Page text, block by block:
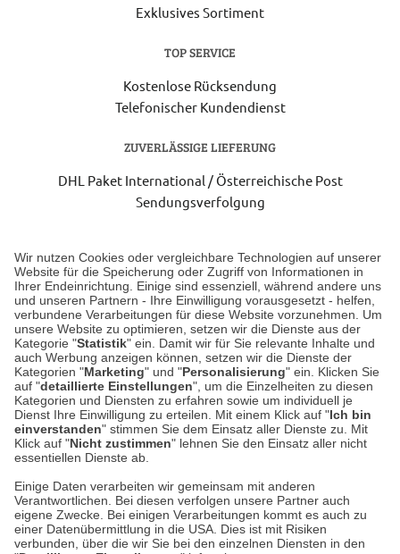
Wir nutzen Cookies oder vergleichbare Technologien auf unserer
Website für die Speicherung oder Zugriff von Informationen in
Ihrer Endeinrichtung. Einige sind essenziell, während andere uns
und unseren Partnern - Ihre Einwilligung vorausgesetzt - helfen,
verbundene Verarbeitungen für diese Website vorzunehmen. Um
unsere Website zu optimieren, setzen wir die Dienste aus der
Kategorie "Statistik" ein. Damit wir für Sie relevante Inhalte und
auch Werbung anzeigen können, setzen wir die Dienste der
Kategorien "Marketing" und "Personalisierung" ein. Klicken Sie
auf "detaillierte Einstellungen", um die Einzelheiten zu diesen
Kategorien und Diensten zu erfahren sowie um individuell je
Dienst Ihre Einwilligung zu erteilen. Mit einem Klick auf "Ich bin
einverstanden" stimmen Sie dem Einsatz aller Dienste zu. Mit
Klick auf "Nicht zustimmen" lehnen Sie den Einsatz aller nicht
essentiellen Dienste ab.
Einige Daten verarbeiten wir gemeinsam mit anderen
Verantwortlichen. Bei diesen verfolgen unsere Partner auch
eigene Zwecke. Bei einigen Verarbeitungen kommt es auch zu
einer Datenübermittlung in die USA. Dies ist mit Risiken
verbunden, über die wir Sie bei den einzelnen Diensten in den
Exklusives Sortiment
TOP SERVICE
Kostenlose Rücksendung
Telefonischer Kundendienst
ZUVERLÄSSIGE LIEFERUNG
DHL Paket International / Österreichische Post
Sendungsverfolgung
Unser Geschäft in Meckenheim
Auf dem Steinbüchel 6
53340 Meckenheim
Montag bis Samstag 9:00 Uhr bis 18:00 Uhr
weitere Information
Hier finden Sie uns im Netz